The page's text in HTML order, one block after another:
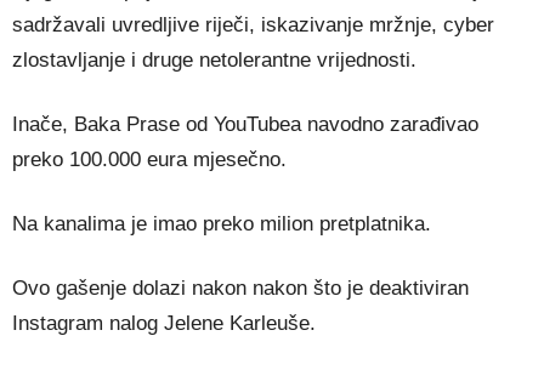
sadržavali uvredljive riječi, iskazivanje mržnje, cyber
zlostavljanje i druge netolerantne vrijednosti.
Inače, Baka Prase od YouTubea navodno zarađivao
preko 100.000 eura mjesečno.
Na kanalima je imao preko milion pretplatnika.
Ovo gašenje dolazi nakon nakon što je deaktiviran
Instagram nalog Jelene Karleuše.